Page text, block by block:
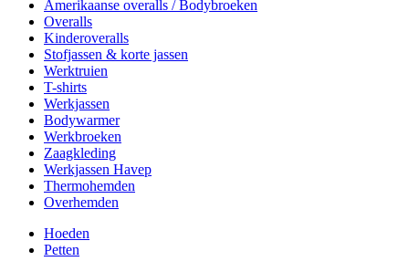
Amerikaanse overalls / Bodybroeken
Overalls
Kinderoveralls
Stofjassen & korte jassen
Werktruien
T-shirts
Werkjassen
Bodywarmer
Werkbroeken
Zaagkleding
Werkjassen Havep
Thermohemden
Overhemden
Hoeden
Petten